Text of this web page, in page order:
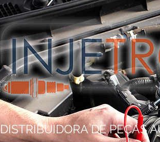
DISTRIBUIDORA DE PEÇAS